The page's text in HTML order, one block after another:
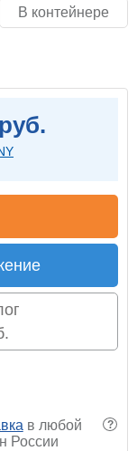
В контейнере
?
в любой
России